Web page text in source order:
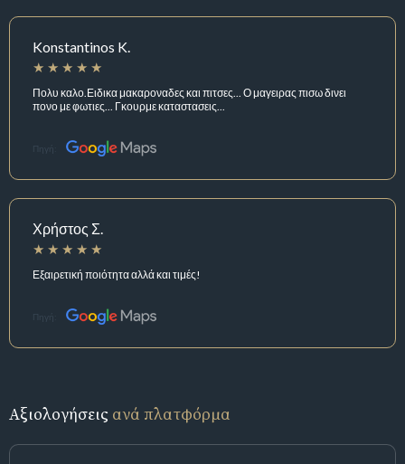
Konstantinos K.
Πολυ καλο.Ειδικα μακαροναδες και πιτσες... Ο μαγειρας πισω δινει
πονο με φωτιες... Γκουρμε καταστασεις...
Πηγή:
Χρήστος Σ.
Εξαιρετική ποιότητα αλλά και τιμές!
Πηγή:
Αξιολογήσεις ανά πλατφόρμα